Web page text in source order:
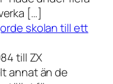
[…]
skolan till ett
till ZX
annat än de